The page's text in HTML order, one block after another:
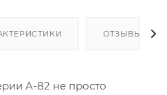
ОТЗЫВЫ
A-82 не просто